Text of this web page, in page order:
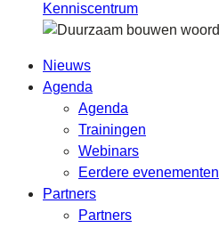
Kenniscentrum
Nieuws
Agenda
Agenda
Trainingen
Webinars
Eerdere evenementen
Partners
Partners